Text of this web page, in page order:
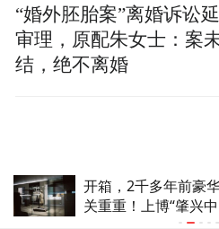
开箱，2千多年前豪
关重重！上博“肇兴
述秦大一统之路
“婚外胚胎案”离婚诉讼
审理，原配朱女士：案
结，绝不离婚